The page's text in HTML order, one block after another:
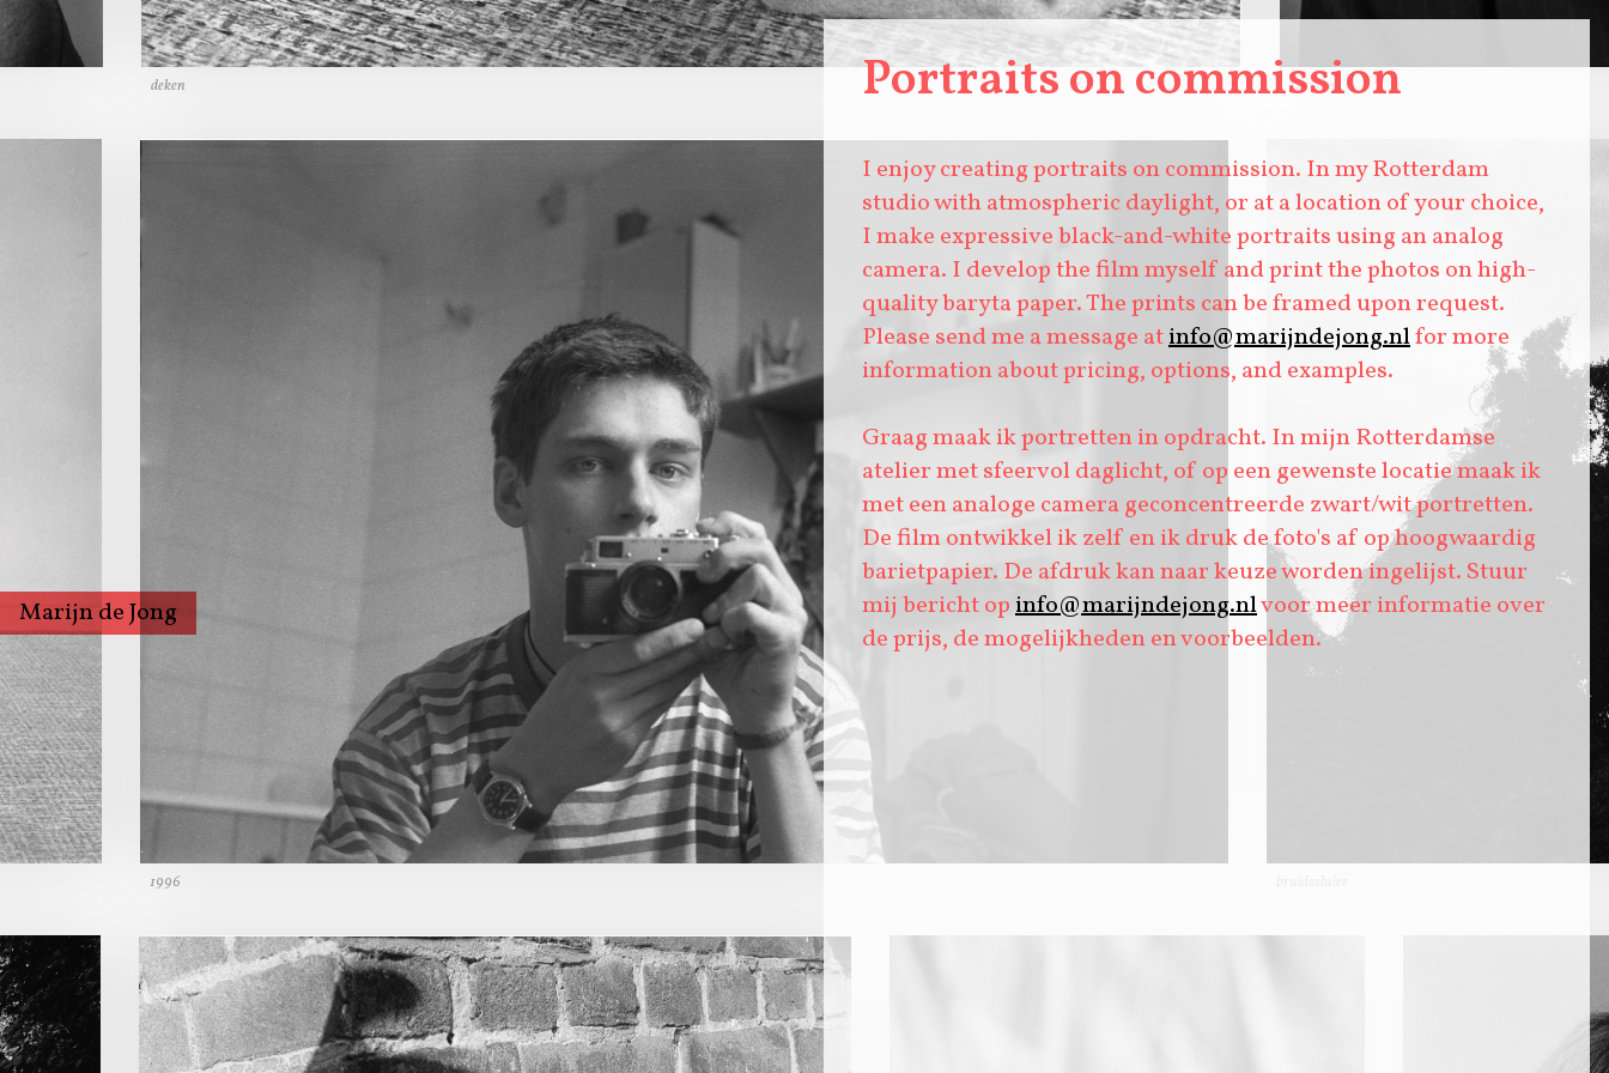
Marijn de Jong
Photography
Biography/Statement
CV
Portraits on
commission
Workshops analog
photography
deken Hassan
1996
Portraits on commission
I enjoy creating portraits on commission. In my Rotterdam
studio with atmospheric daylight, or at a location of your choice,
I make expressive black-and-white portraits using an analog
camera. I develop the film myself and print the photos on high-
quality baryta paper. The prints can be framed upon request.
Please send me a message atinfo@marijndejong.nlfor more
information about pricing, options, and examples.
Graag maak ik portretten in opdracht. In mijn Rotterdamse
atelier met sfeervol daglicht, of op een gewenste locatie maak ik
met een analoge camera geconcentreerde zwart/wit portretten.
De film ontwikkel ik zelf en ik druk de foto's af op hoogwaardig
barietpapier. De afdruk kan naar keuze worden ingelijst. Stuur
mij bericht opinfo@marijndejong.nlvoor meer informatie over
de prijs, de mogelijkheden en voorbeelden.